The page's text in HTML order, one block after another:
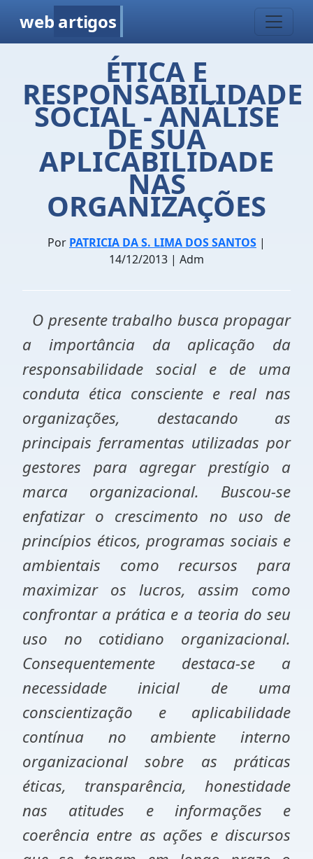
web artigos
ÉTICA E
RESPONSABILIDADE
SOCIAL - ANÁLISE
DE SUA
APLICABILIDADE
NAS
ORGANIZAÇÕES
Por PATRICIA DA S. LIMA DOS SANTOS |
14/12/2013 | Adm
O presente trabalho busca propagar
a importância da aplicação da
responsabilidade social e de uma
conduta ética consciente e real nas
organizações, destacando as
principais ferramentas utilizadas por
gestores para agregar prestígio a
marca organizacional. Buscou-se
enfatizar o crescimento no uso de
princípios éticos, programas sociais e
ambientais como recursos para
maximizar os lucros, assim como
confrontar a prática e a teoria do seu
uso no cotidiano organizacional.
Consequentemente destaca-se a
necessidade inicial de uma
conscientização e aplicabilidade
contínua no ambiente interno
organizacional sobre as práticas
éticas, transparência, honestidade
nas atitudes e informações e
coerência entre as ações e discursos